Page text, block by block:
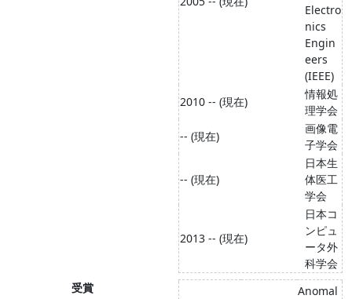
Electro
nics
Engin
eers
(IEEE)
2010 -- (現在)
情報処
理学会
-- (現在)
画像電
子学会
-- (現在)
日本生
体医工
学会
2013 -- (現在)
日本コ
ンピュ
ータ外
科学会
受賞
Anomal